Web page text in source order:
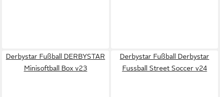
Derbystar Fußball DERBYSTAR
Minisoftball Box v23
Derbystar Fußball Derbystar
Fussball Street Soccer v24